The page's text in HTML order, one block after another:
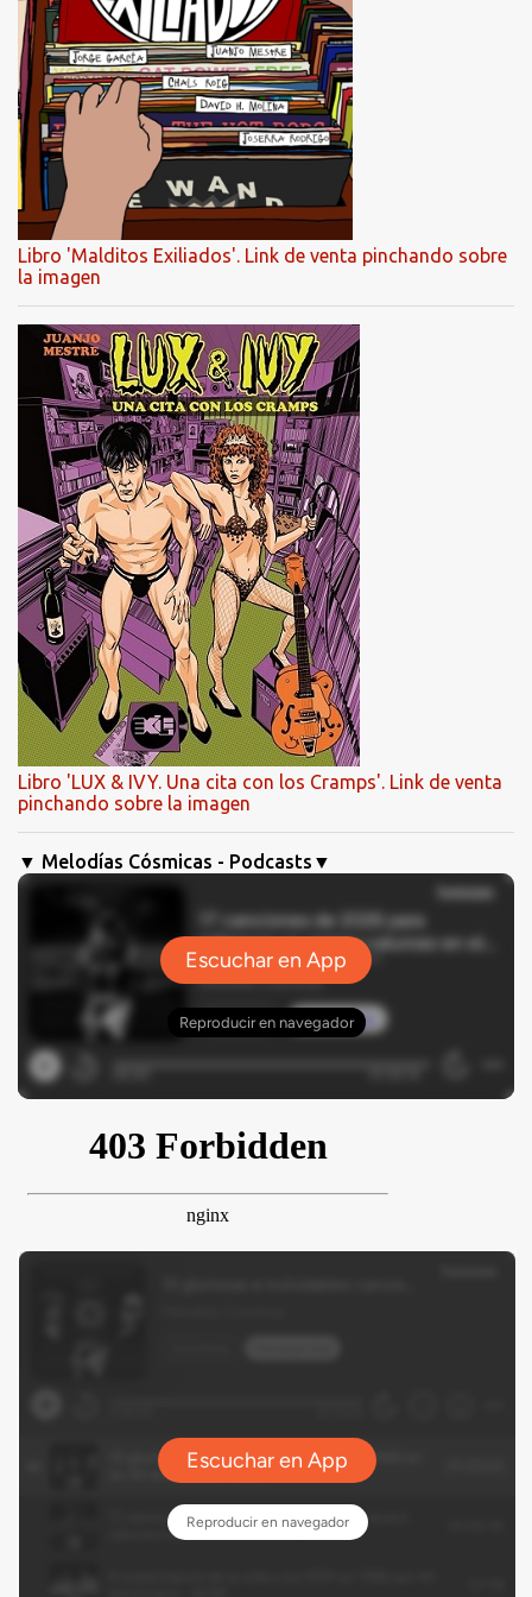
Libro 'Malditos Exiliados'. Link de venta pinchando sobre
la imagen
Libro 'LUX & IVY. Una cita con los Cramps'. Link de venta
pinchando sobre la imagen
▼ Melodías Cósmicas - Podcasts▼